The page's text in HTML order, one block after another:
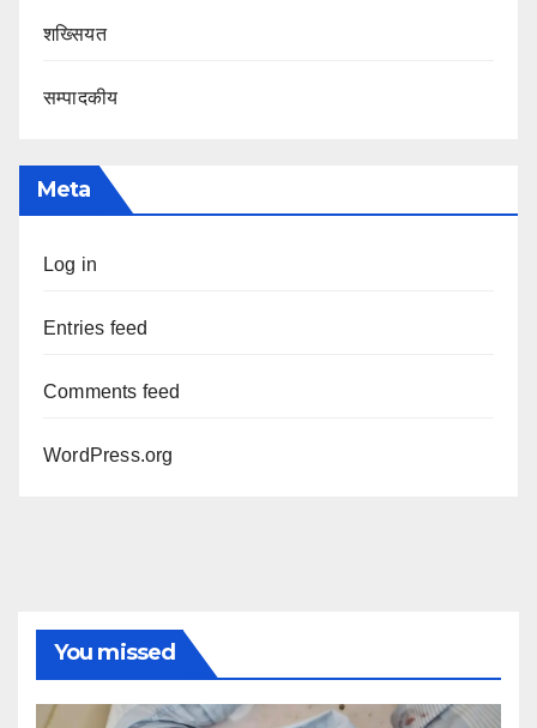
शख्सियत
सम्पादकीय
Meta
Log in
Entries feed
Comments feed
WordPress.org
You missed